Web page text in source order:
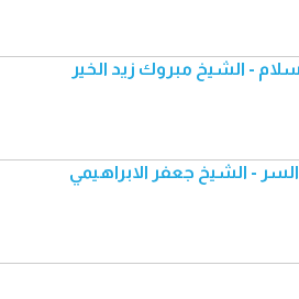
- الشيخ مبروك زيد الخير
- الشيخ جعفر الابراهيمي